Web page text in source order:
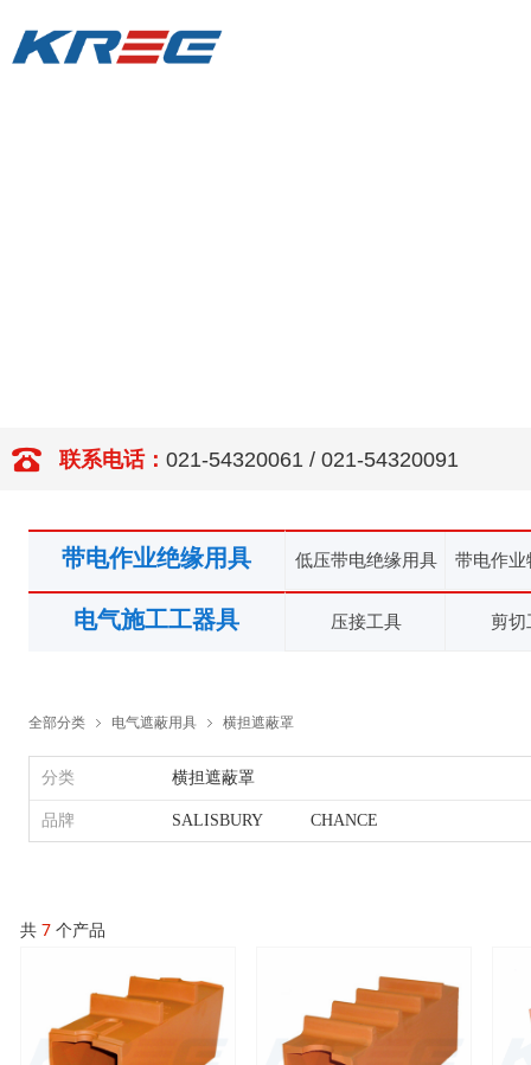
联系电话： 021-54320061 / 021-54320091
全部分类 ꁇ 电气遮蔽用具 ꁇ 横担遮蔽罩
分类 横担遮蔽罩
品牌 SALISBURY CHANCE
共 7 个产品
电气施工工器具
带电作业绝缘用具 低压带电绝缘用具 带电作业
压接工具 剪切